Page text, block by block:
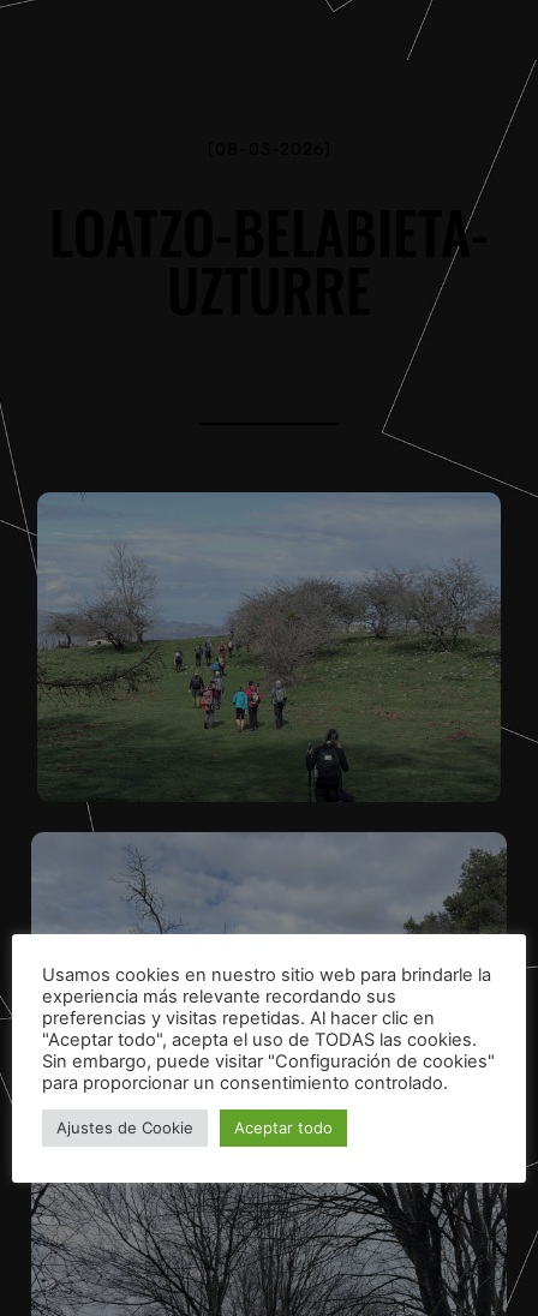
LOATZO-BELABIETA-
Usamos cookies en nuestro sitio web para brindarle la
experiencia más relevante recordando sus
preferencias y visitas repetidas. Al hacer clic en
"Aceptar todo", acepta el uso de TODAS las cookies.
Sin embargo, puede visitar "Configuración de cookies"
para proporcionar un consentimiento controlado.
Ajustes de Cookie Aceptar todo